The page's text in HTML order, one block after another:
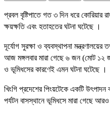
প্রবল বৃষ্টিপাতে গত ৩ দিন ধরে
ক্ষয়ক্ষতি এবং হতাহতের ঘটনা ঘটেছে ।
দূর্যোগ সুরক্ষা ও ব্যবস্থাপনা
আজ মঙ্গলবার মারা গেছে ৬ জন (মোট
ও ভূমিধসের কারণেই এমন ঘটনা ঘটেছে ।
খিংগি প্রদেশের পিংয়টেকে একটি
পর্যটন বাসস্থানে ভূমিধসে মারা গেছে